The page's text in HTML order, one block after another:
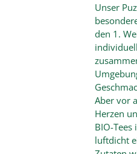
Unser
den 1.
Aber vor
Herzen
BIO-
luftdicht